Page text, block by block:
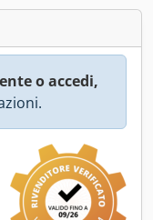
o accedi,